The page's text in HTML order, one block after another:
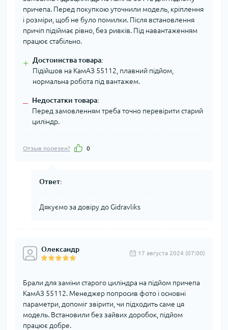
причепа. Перед покупкою уточнили модель, кріплення
і розміри, щоб не було помилки. Після встановлення
причіп підіймає рівно, без ривків. Під навантаженням
працює стабільно.
+ Достоинства товара:
Підійшов на КамАЗ 55112, плавний підйом,
нормальна робота під вантажем.
– Недостатки товара:
Перед замовленням треба точно перевірити старий
циліндр.
Отзыв полезен? 0
Ответ:
Дякуємо за довіру до Gidravliks
Олександр 17 августа 2024 (07:00)
Брали для заміни старого циліндра на підйом причепа
КамАЗ 55112. Менеджер попросив фото і основні
параметри, допоміг звірити, чи підходить саме ця
модель. Встановили без зайвих доробок, підйом
працює добре.